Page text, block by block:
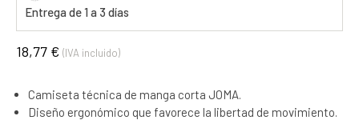
Entrega de 1 a 3 días
18,77 € (IVA incluido)
Camiseta técnica de manga corta JOMA.
Diseño ergonómico que favorece la libertad de movimiento.